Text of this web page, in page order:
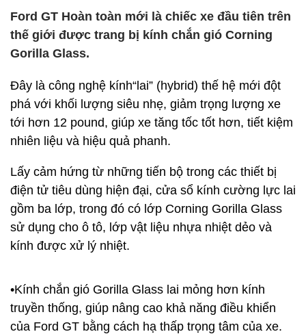
Ford GT Hoàn toàn mới là chiếc xe đầu tiên trên
thế giới được trang bị kính chắn gió Corning
Gorilla Glass.
Đây là công nghệ kính“lai” (hybrid) thế hệ mới đột
phá với khối lượng siêu nhẹ, giảm trọng lượng xe
tới hơn 12 pound, giúp xe tăng tốc tốt hơn, tiết kiệm
nhiên liệu và hiệu quả phanh.
Lấy cảm hứng từ những tiến bộ trong các thiết bị
điện tử tiêu dùng hiện đại, cửa sổ kính cường lực lai
gồm ba lớp, trong đó có lớp Corning Gorilla Glass
sử dụng cho ô tô, lớp vật liệu nhựa nhiệt dẻo và
kính được xử lý nhiệt.
•Kính chắn gió Gorilla Glass lai mỏng hơn kính
truyền thống, giúp nâng cao khả năng điều khiển
của Ford GT bằng cách hạ thấp trọng tâm của xe.